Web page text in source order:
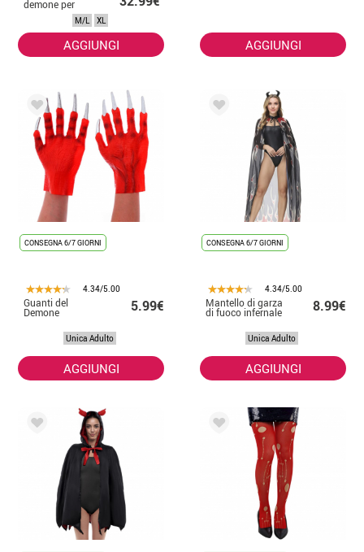
demone per
M/L XL
AGGIUNGI AGGIUNGI
CONSEGNA 6/7 GIORNI
4.34/5.00
Guanti del
Demone 5.99€
Unica Adulto
AGGIUNGI
CONSEGNA 6/7 GIORNI
4.34/5.00
Mantello di garza
di fuoco infernale 8.99€
Unica Adulto
AGGIUNGI